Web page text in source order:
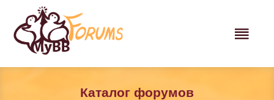
Каталог форумов